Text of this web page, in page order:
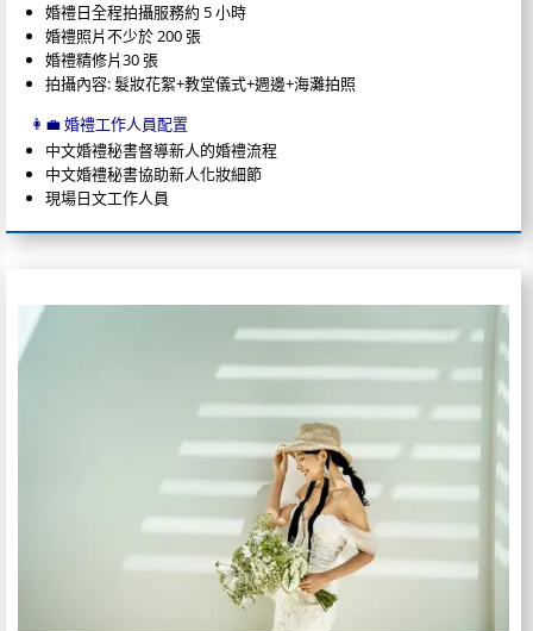
婚禮日全程拍攝服務約 5 小時
婚禮照片不少於 200 張
婚禮精修片30 張
拍攝內容: 髮妝花絮+教堂儀式+週邊+海灘拍照
👩‍💼 婚禮工作人員配置
中文婚禮秘書督導新人的婚禮流程
中文婚禮秘書協助新人化妝細節
現場日文工作人員